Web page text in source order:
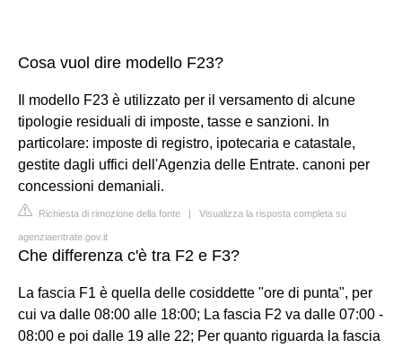
Cosa vuol dire modello F23?
Il modello F23 è utilizzato per il versamento di alcune
tipologie residuali di imposte, tasse e sanzioni. In
particolare: imposte di registro, ipotecaria e catastale,
gestite dagli uffici dell'Agenzia delle Entrate. canoni per
concessioni demaniali.
Richiesta di rimozione della fonte | Visualizza la risposta completa su
agenziaentrate.gov.it
Che differenza c'è tra F2 e F3?
La fascia F1 è quella delle cosiddette "ore di punta", per
cui va dalle 08:00 alle 18:00; La fascia F2 va dalle 07:00 -
08:00 e poi dalle 19 alle 22; Per quanto riguarda la fascia